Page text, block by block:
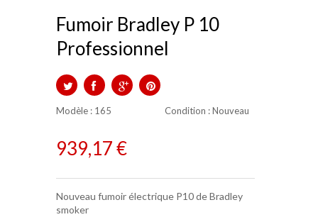
Fumoir Bradley P 10
Professionnel
TWEETPARTAGERGOOGLE+PINTEREST
Modèle : 165 Condition : Nouveau
939,17 €
Nouveau fumoir électrique P10 de Bradley
smoker